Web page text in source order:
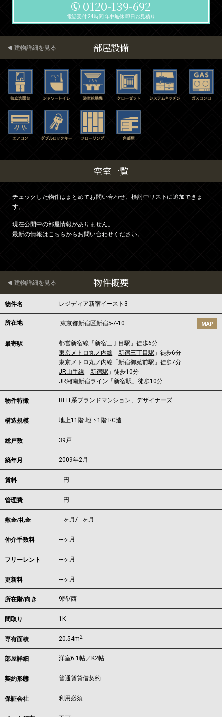
0120-139-692
電話受付 24時間 年中無休 即日お見積り
部屋設備
建物詳細を見る
空室一覧
チェックした物件はまとめてお問い合わせ、検討中リストに追加できま
す。
現在公開中の部屋情報がありません。
最新の情報はこちらからお問い合わせください。
物件概要
建物詳細を見る
物件名 レジディア新宿イースト3
所在地 東京都新宿区新宿5-7-10 MAP
最寄駅 都営新宿線 「新宿三丁目駅 」徒歩6分
東京メトロ丸ノ内線 「新宿三丁目駅 」徒歩6分
東京メトロ丸ノ内線 「新宿御苑前駅 」徒歩7分
JR山手線 「新宿駅 」徒歩10分
JR湘南新宿ライン 「新宿駅 」徒歩10分
物件特徴 REIT系ブランドマンション、デザイナーズ
構造規模 地上11階 地下1階 RC造
総戸数 39戸
築年月 2009年2月
賃料 ---円
管理費 ---円
敷金/礼金 ---ヶ月/---ヶ月
仲介手数料 ---ヶ月
フリーレント ---ヶ月
更新料 ---ヶ月
所在階/向き 9階/西
間取り 1K
専有面積 20.54m2
部屋詳細 洋室6.1帖／K2帖
契約形態 普通賃貸借契約
保証会社 利用必須